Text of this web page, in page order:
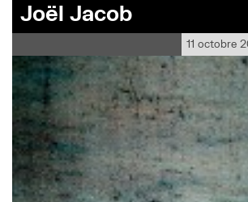
Joël Jacob
11 octobre